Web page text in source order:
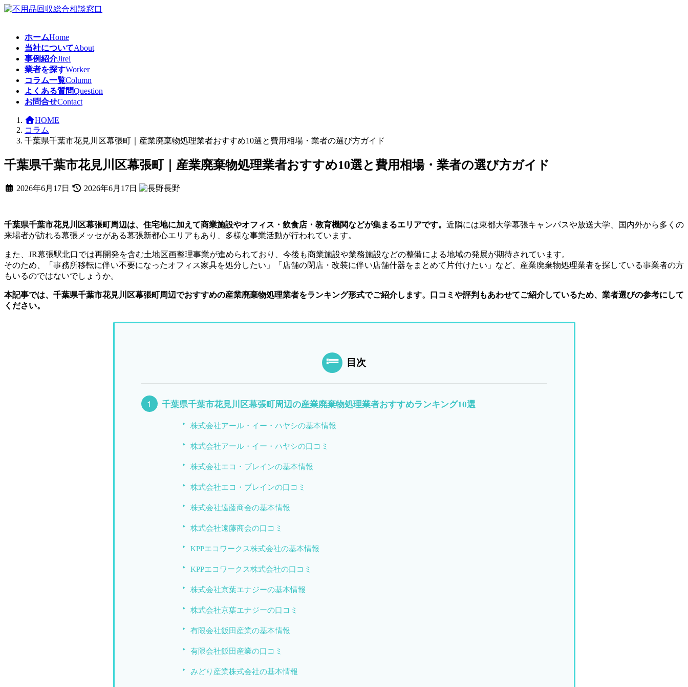
コ
ナ
ホームHome
当社についてAbout
事例紹介Jirei
業者を探すWorker
コラム一覧Column
よくある質問Question
お問合せContact
HOME
コラム
千葉県千葉市花見川区幕張町｜産業廃棄物処理業者おすすめ10選と費用相場・業者の選び方ガイド
千葉県千葉市花見川区幕張町｜産業廃棄物処理業者おすすめ10選と費用相場・業者の選び方ガイド
2026年6月17日
最
新
日
時
:
2026年6月17日 長野
千葉県千葉市花見川区幕張町周辺は、住宅地に加えて商業施設やオフィス・飲食店・教育機関などが集まるエリアです。 近隣には東都大学幕張キャンパスや放送大学、国内外から多くの
来場者が訪れる幕張メッセがある幕張新都心エリアもあり、多様な事業活動が行われています。
また、JR幕張駅北口では再開発を含む土地区画整理事業が進められており、今後も商業施設や業務施設などの整備による地域の発展が期待されています。
そのため、「 事務所移転に伴い不要になったオフィス家具を処分したい 」「 店舗の閉店・改装に伴い店舗什器をまとめて片付けたい 」など、産業廃棄物処理業者を探している事業者の方
もいるのではないでしょうか。
本記事では、千葉県千葉市花見川区幕張町周辺でおすすめの産業廃棄物処理業者をランキング形式でご紹介します。口コミや評判もあわせてご紹介しているため、業者選びの参考にして
ください。
目次
千葉県千葉市花見川区幕張町周辺の産業廃棄物処理業者おすすめランキング10選
株式会社アール・イー・ハヤシの基本情報
株式会社アール・イー・ハヤシの口コミ
株式会社エコ・ブレインの基本情報
株式会社エコ・ブレインの口コミ
株式会社遠藤商会の基本情報
株式会社遠藤商会の口コミ
KPPエコワークス株式会社の基本情報
KPPエコワークス株式会社の口コミ
株式会社京葉エナジーの基本情報
株式会社京葉エナジーの口コミ
有限会社飯田産業の基本情報
有限会社飯田産業の口コミ
みどり産業株式会社の基本情報